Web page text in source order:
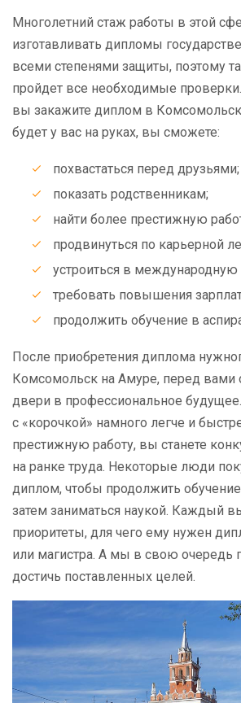
Многолетний стаж работы в этой
изготавливать дипломы
всеми степенями защиты, поэтому
пройдет все необходимые
вы закажите диплом в
будет у вас на руках, вы сможете:
похвастаться перед друзьями;
показать родственникам;
найти более престижную
продвинуться по карьерной
устроиться в
требовать повышения
продолжить обучение в
После приобретения диплома
Комсомольск на Амуре, перед вами
двери в профессиональное
с «корочкой» намного легче и
престижную работу, вы станете
на ранке труда. Некоторые люди
диплом, чтобы продолжить
затем заниматься наукой. Каждый
приоритеты, для чего ему нужен
или магистра. А мы в свою очередь
достичь поставленных целей.